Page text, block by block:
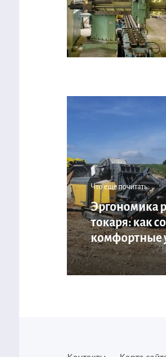
Что еще почитать:
Эргономика
токаря: как
комфортные